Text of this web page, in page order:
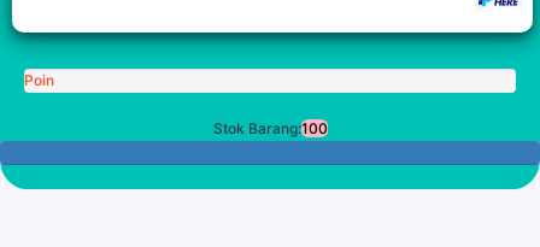
Poin
Stok Barang:100